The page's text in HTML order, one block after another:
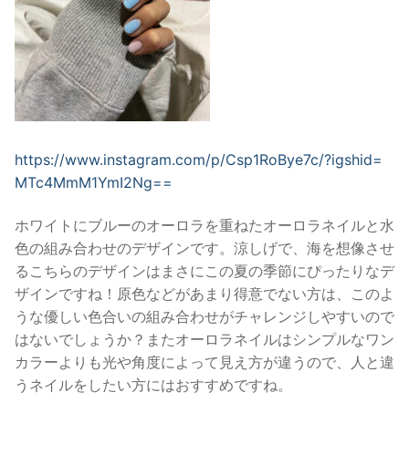
https://www.instagram.com/p/Csp1RoBye7c/?igshid=
MTc4MmM1YmI2Ng==
ホワイトにブルーのオーロラを重ねたオーロラネイルと水
色の組み合わせのデザインです。涼しげで、海を想像させ
るこちらのデザインはまさにこの夏の季節にぴったりなデ
ザインですね！原色などがあまり得意でない方は、このよ
うな優しい色合いの組み合わせがチャレンジしやすいので
はないでしょうか？またオーロラネイルはシンプルなワン
カラーよりも光や角度によって見え方が違うので、人と違
うネイルをしたい方にはおすすめですね。